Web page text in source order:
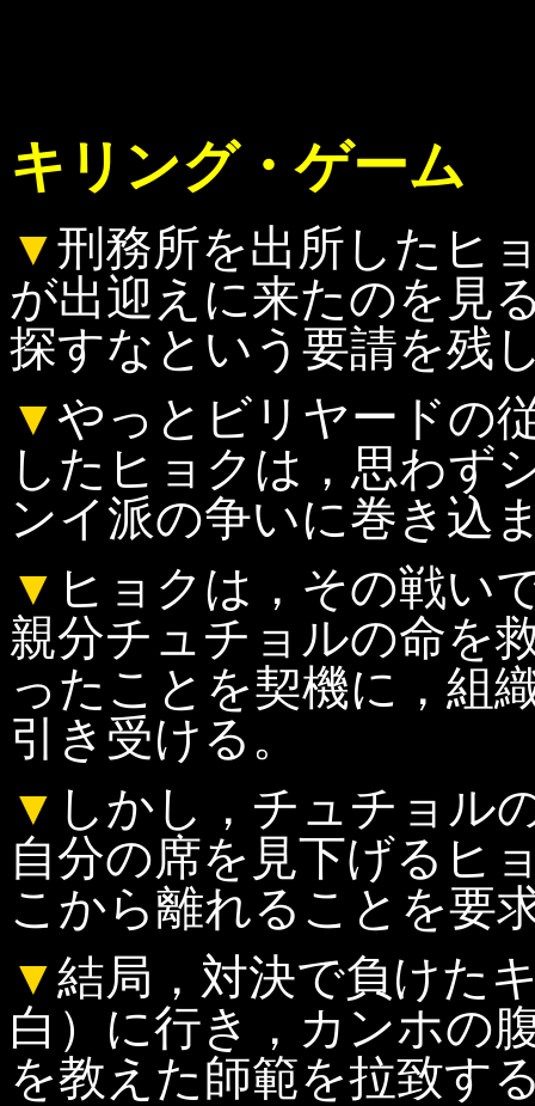
キリング・ゲーム
▼刑務所を出所したヒ
が出迎えに来たのを見
探すなという要請を残
▼やっとビリヤードの
したヒョクは，思わず
ンイ派の争いに巻き込
▼ ヒョクは，その戦い
親分チュチョルの命を
ったことを契機に，組
引き受ける。
▼ しかし，チュチョル
自分の席を見下げるヒ
こから離れることを要
▼結局，対決で負けた
白）に行き，カンホの
を教えた師範を拉致す